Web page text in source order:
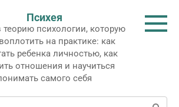
Психея
теорию психологии, которую
на практике: как
ребенка личностью, как
отношения и научиться
самого себя